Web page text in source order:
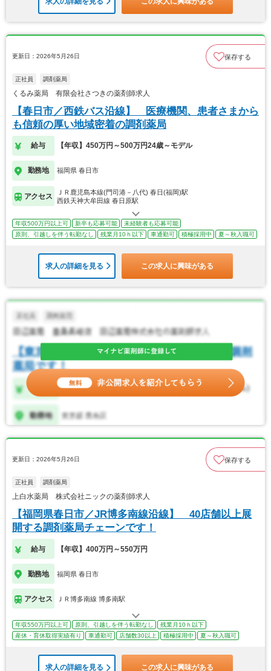
更新日：2026年5月26日 保存する
正社員 調剤薬局
くるみ薬局 有限会社さつきの薬剤師求人
【春日市／西鉄バス沿線】 医療機関、患者さまから
も信頼の厚い地域密着の調剤薬局
給与 【年収】450万円～500万円24歳～モデル
勤務地 福岡県 春日市
アクセス
ＪＲ鹿児島本線(門司港－八代) 春日(福岡)駅
西鉄天神大牟田線 春日原駅
年収500万円以上可 新卒も応募可能
未経験者も応募可能
原則、引越しを伴う転勤なし
残業月10ｈ以下 車通勤可 積極採用中 夏～秋入職可
求人の詳細を見る この求人に興味がある
更新日：2026年5月26日 保存する
正社員 調剤薬局
上白水薬局 株式会社ニックの薬剤師求人
【福岡県春日市／JR博多南線沿線】 40店舗以上展
開する調剤薬局チェーンです！
給与 【年収】400万円～550万円
勤務地 福岡県 春日市
アクセス ＪＲ博多南線 博多南駅
年収550万円以上可 原則、引越しを伴う転勤なし
残業月10ｈ以下
産休・育休取得実績有り
車通勤可 店舗数30以上 積極採用中 夏～秋入職可
求人の詳細を見る この求人に興味がある